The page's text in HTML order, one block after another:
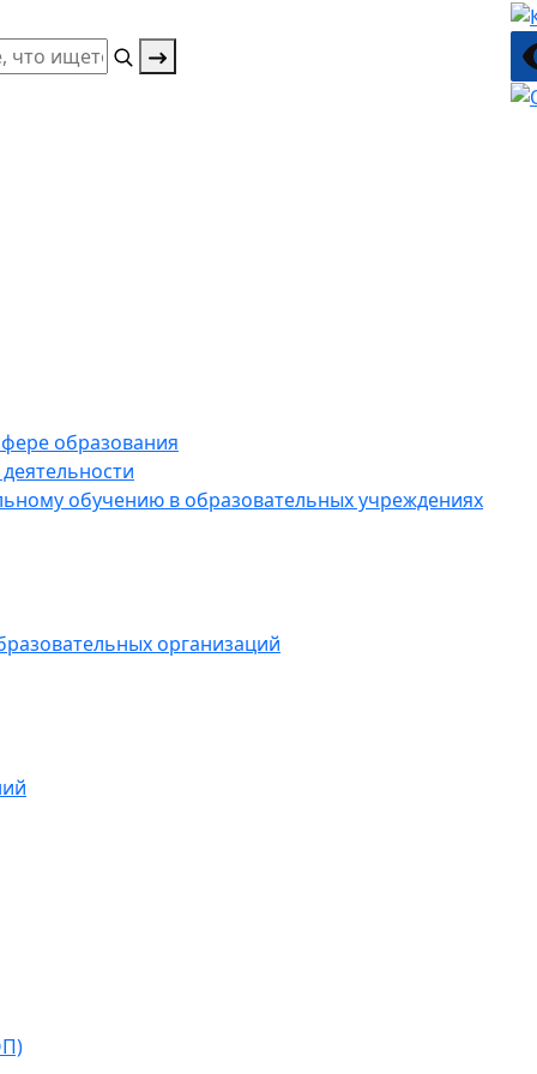
образования
обучению в образовательных учреждениях
организаций